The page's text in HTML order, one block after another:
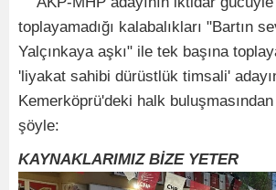
toplayamadığı kalabalıkları "Bartın
Yalçınkaya aşkı" ile tek başına
'liyakat sahibi dürüstlük timsali'
Kemerköprü'deki halk
şöyle:
KAYNAKLARIMIZ BİZE YETER